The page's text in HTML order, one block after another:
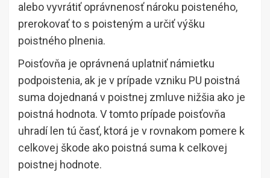
alebo vyvrátiť oprávnenosť nároku poisteného,
prerokovať to s poisteným a určiť výšku
poistného plnenia.
Poisťovňa je oprávnená uplatniť námietku
podpoistenia, ak je v prípade vzniku PU poistná
suma dojednaná v poistnej zmluve nižšia ako je
poistná hodnota. V tomto prípade poisťovňa
uhradí len tú časť, ktorá je v rovnakom pomere k
celkovej škode ako poistná suma k celkovej
poistnej hodnote.